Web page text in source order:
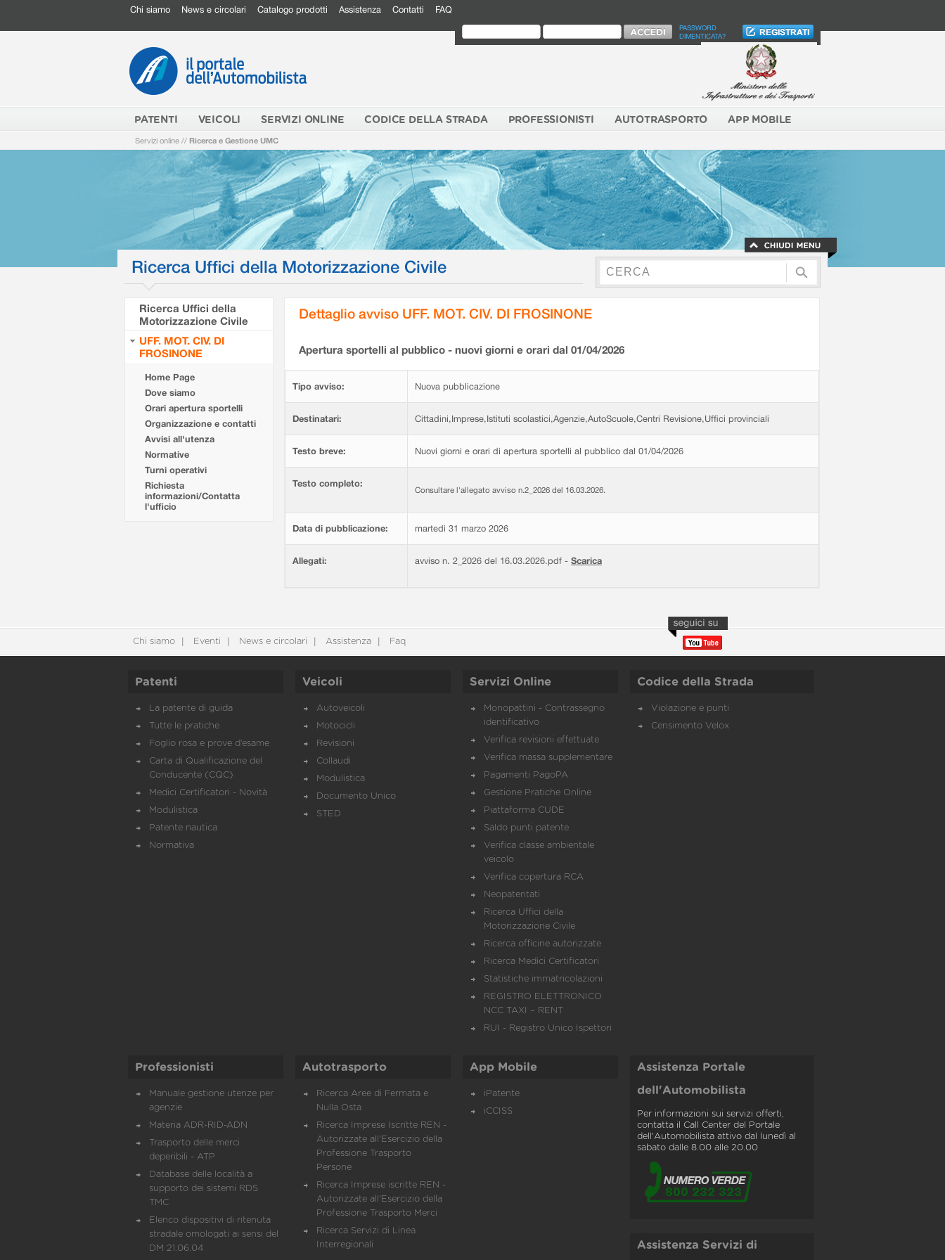
Chi siamo News e circolari Catalogo prodotti Assistenza Contatti FAQ
PASSWORD
DIMENTICATA?
PATENTI VEICOLI SERVIZI ONLINE CODICE DELLA STRADA PROFESSIONISTI AUTOTRASPORTO APP MOBILE
Servizi online // Ricerca e Gestione UMC
Ricerca Uffici della Motorizzazione Civile
Ricerca Uffici della
Motorizzazione Civile
UFF. MOT. CIV. DI
FROSINONE
Home Page
Dove siamo
Orari apertura sportelli
Organizzazione e contatti
Avvisi all'utenza
Normative
Turni operativi
Richiesta
informazioni/Contatta
l'ufficio
Dettaglio avviso UFF. MOT. CIV. DI FROSINONE
Apertura sportelli al pubblico - nuovi giorni e orari dal 01/04/2026
Tipo avviso: Nuova pubblicazione
Destinatari: Cittadini,Imprese,Istituti scolastici,Agenzie,AutoScuole,Centri Revisione,Uffici provinciali
Testo breve: Nuovi giorni e orari di apertura sportelli al pubblico dal 01/04/2026
Testo completo:
Consultare l'allegato avviso n.2_2026 del 16.03.2026.
Data di pubblicazione: martedì 31 marzo 2026
Allegati: avviso n. 2_2026 del 16.03.2026.pdf - Scarica
Chi siamo Eventi News e circolari Assistenza Faq
Patenti
La patente di guida
Tutte le pratiche
Foglio rosa e prove d’esame
Carta di Qualificazione del
Conducente (CQC)
Medici Certificatori - Novità
Modulistica
Patente nautica
Normativa
Veicoli
Autoveicoli
Motocicli
Revisioni
Collaudi
Modulistica
Documento Unico
STED
Servizi Online
Monopattini - Contrassegno
identificativo
Verifica revisioni effettuate
Verifica massa supplementare
Pagamenti PagoPA
Gestione Pratiche Online
Piattaforma CUDE
Saldo punti patente
Verifica classe ambientale
veicolo
Verifica copertura RCA
Neopatentati
Ricerca Uffici della
Motorizzazione Civile
Ricerca officine autorizzate
Ricerca Medici Certificatori
Statistiche immatricolazioni
REGISTRO ELETTRONICO
NCC TAXI – RENT
RUI - Registro Unico Ispettori
Codice della Strada
Violazione e punti
Censimento Velox
Professionisti
Manuale gestione utenze per
agenzie
Materia ADR-RID-ADN
Trasporto delle merci
deperibili - ATP
Database delle località a
supporto dei sistemi RDS
TMC
Elenco dispositivi di ritenuta
stradale omologati ai sensi del
DM 21.06.04
Autotrasporto
Ricerca Aree di Fermata e
Nulla Osta
Ricerca Imprese Iscritte REN -
Autorizzate all'Esercizio della
Professione Trasporto
Persone
Ricerca Imprese iscritte REN -
Autorizzate all'Esercizio della
Professione Trasporto Merci
Ricerca Servizi di Linea
Interregionali
App Mobile
iPatente
iCCISS
Assistenza Portale
dell'Automobilista
Per informazioni sui servizi offerti,
contatta il Call Center del Portale
dell'Automobilista attivo dal lunedì al
sabato dalle 8.00 alle 20.00
Assistenza Servizi di